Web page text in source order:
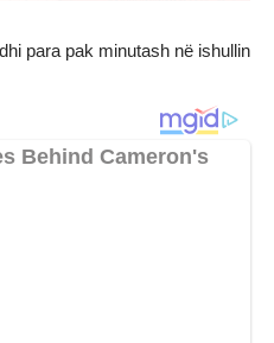
para pak minutash në ishullin